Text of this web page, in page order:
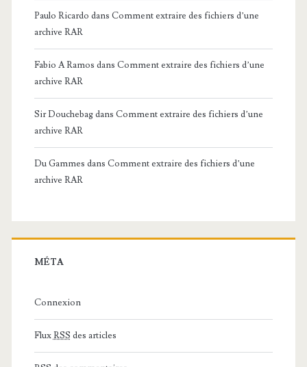
Paulo Ricardo dans Comment extraire des fichiers d’une
archive RAR
Fabio A Ramos dans Comment extraire des fichiers d’une
archive RAR
Sir Douchebagdans Comment extraire des fichiers d’une
archive RAR
Du Gammes dans Comment extraire des fichiers d’une
archive RAR
MÉTA
Connexion
FluxRSS des articles